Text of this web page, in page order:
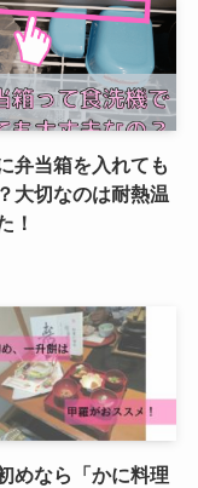
弁当箱を入れても
大切なのは耐熱温
！
めなら「かに料理